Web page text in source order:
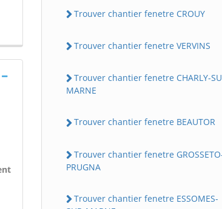
Trouver chantier fenetre CROUY
Trouver chantier fenetre VERVINS
Trouver chantier fenetre CHARLY-
MARNE
Trouver chantier fenetre BEAUTOR
Trouver chantier fenetre
PRUGNA
Trouver chantier fenetre ESSOMES-